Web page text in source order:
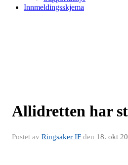
Innmeldingsskjema
Allidretten har
Postet av Ringsaker IF den 18. okt